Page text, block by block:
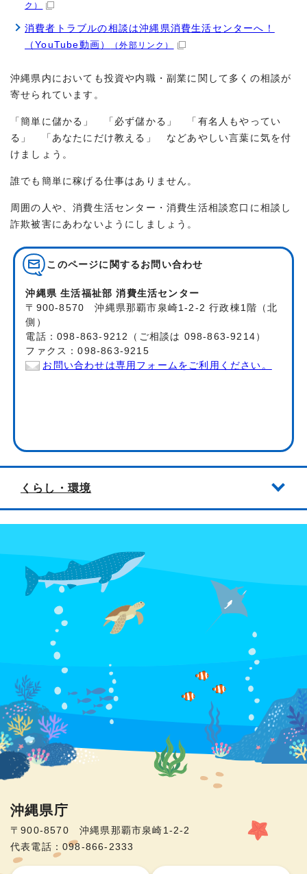
ク）
消費者トラブルの相談は沖縄県消費生活センターへ！
（YouTube動画）
（外部リンク）
沖縄県内においても投資や内職・副業に関して多くの相談が
寄せられています。
「簡単に儲かる」 「必ず儲かる」 「有名人もやってい
る」 「あなたにだけ教える」 などあやしい言葉に気を付
けましょう。
誰でも簡単に稼げる仕事はありません。
周囲の人や、消費生活センター・消費生活相談窓口に相談し
詐欺被害にあわないようにしましょう。
このページに関する お問い合わせ
沖縄県 生活福祉部 消費生活センター
〒900-8570 沖縄県那覇市泉崎1-2-2 行政棟1階（北
側）
電話：098-863-9212（ご相談は 098-863-9214）
ファクス：098-863-9215
お問い合わせは専用フォームをご利用ください。
くらし・環境
沖縄県庁
〒900-8570 沖縄県那覇市泉崎1-2-2
代表電話：098-866-2333